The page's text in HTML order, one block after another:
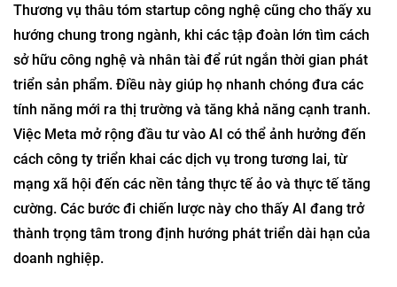
Thương vụ thâu tóm startup công nghệ cũng cho thấy xu
hướng chung trong ngành, khi các tập đoàn lớn tìm cách
sở hữu công nghệ và nhân tài để rút ngắn thời gian phát
triển sản phẩm. Điều này giúp họ nhanh chóng đưa các
tính năng mới ra thị trường và tăng khả năng cạnh tranh.
Việc Meta mở rộng đầu tư vào AI có thể ảnh hưởng đến
cách công ty triển khai các dịch vụ trong tương lai, từ
mạng xã hội đến các nền tảng thực tế ảo và thực tế tăng
cường. Các bước đi chiến lược này cho thấy AI đang trở
thành trọng tâm trong định hướng phát triển dài hạn của
doanh nghiệp.